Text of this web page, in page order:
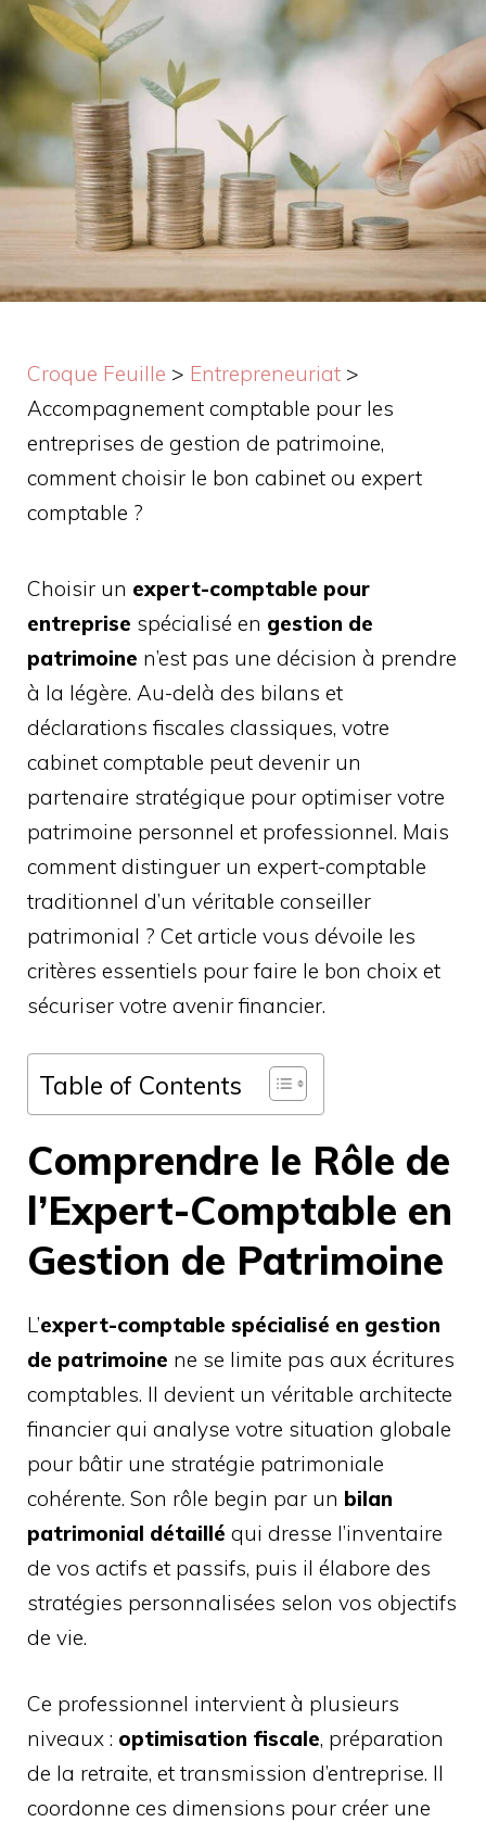
Croque Feuille > Entrepreneuriat >
Accompagnement comptable pour les
entreprises de gestion de patrimoine,
comment choisir le bon cabinet ou expert
comptable ?
Choisir un expert-comptable pour
entreprise spécialisé en gestion de
patrimoine n’est pas une décision à prendre
à la légère. Au-delà des bilans et
déclarations fiscales classiques, votre
cabinet comptable peut devenir un
partenaire stratégique pour optimiser votre
patrimoine personnel et professionnel. Mais
comment distinguer un expert-comptable
traditionnel d’un véritable conseiller
patrimonial ? Cet article vous dévoile les
critères essentiels pour faire le bon choix et
sécuriser votre avenir financier.
Table of Contents
Comprendre le Rôle de
l’Expert-Comptable en
Gestion de Patrimoine
L’expert-comptable spécialisé en gestion
de patrimoine ne se limite pas aux écritures
comptables. Il devient un véritable architecte
financier qui analyse votre situation globale
pour bâtir une stratégie patrimoniale
cohérente. Son rôle begin par un bilan
patrimonial détaillé qui dresse l’inventaire
de vos actifs et passifs, puis il élabore des
stratégies personnalisées selon vos objectifs
de vie.
Ce professionnel intervient à plusieurs
niveaux : optimisation fiscale, préparation
de la retraite, et transmission d’entreprise. Il
coordonne ces dimensions pour créer une